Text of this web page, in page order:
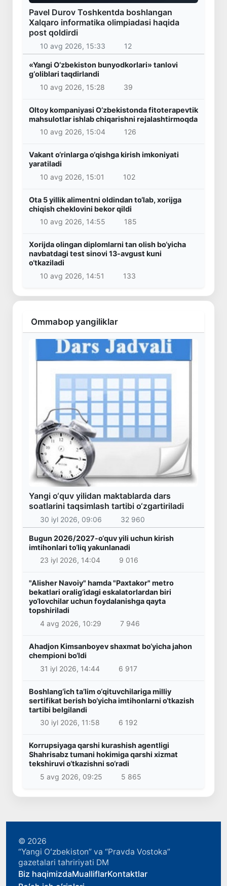
Pavel Durov Toshkentda boshlangan
Xalqaro informatika olimpiadasi haqida
post qoldirdi
10 avg 2026, 15:33 12
«Yangi O‘zbekiston bunyodkorlari» tanlovi
g‘oliblari taqdirlandi
10 avg 2026, 15:28
39
Oltoy kompaniyasi O‘zbekistonda fitoterapevtik
mahsulotlar ishlab chiqarishni rejalashtirmoqda
10 avg 2026, 15:04
126
Vakant o‘rinlarga o‘qishga kirish imkoniyati
yaratiladi
10 avg 2026, 15:01
102
Ota 5 yillik alimentni oldindan to‘lab, xorijga
chiqish cheklovini bekor qildi
10 avg 2026, 14:55
185
Xorijda olingan diplomlarni tan olish bo‘yicha
navbatdagi test sinovi 13-avgust kuni
o‘tkaziladi
10 avg 2026, 14:51
133
Ommabop yangiliklar
Yangi o‘quv yilidan maktablarda dars
soatlarini taqsimlash tartibi o‘zgartiriladi
30 iyl 2026, 09:06 32 960
Bugun 2026/2027-o‘quv yili uchun kirish
imtihonlari to‘liq yakunlanadi
23 iyl 2026, 14:04
9 016
"Alisher Navoiy" hamda "Paxtakor" metro
bekatlari oralig‘idagi eskalatorlardan biri
yo‘lovchilar uchun foydalanishga qayta
topshiriladi
4 avg 2026, 10:29
7 946
Ahadjon Kimsanboyev shaxmat bo‘yicha jahon
chempioni bo‘ldi
31 iyl 2026, 14:44
6 917
Boshlang‘ich ta’lim o‘qituvchilariga milliy
sertifikat berish bo‘yicha imtihonlarni o‘tkazish
tartibi belgilandi
30 iyl 2026, 11:58
6 192
Korrupsiyaga qarshi kurashish agentligi
Shahrisabz tumani hokimiga qarshi xizmat
tekshiruvi o‘tkazishni so‘radi
5 avg 2026, 09:25
5 865
© 2026
“Yangi Oʻzbekiston” va “Pravda Vostoka”
gazetalari tahririyati DM
Biz haqimizdaMualliflarKontaktlar